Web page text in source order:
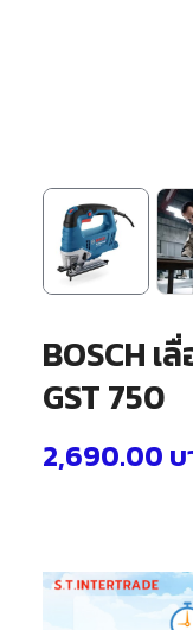
BOSCH
GST 750
2,690.00